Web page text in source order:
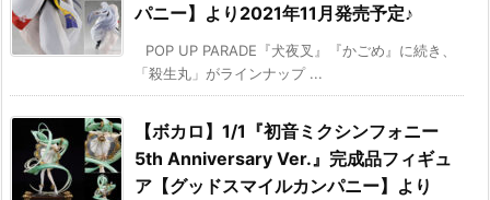
パニー】より2021年11月発売予定♪
POP UP PARADE『犬夜叉』『かごめ』に続き、
「殺生丸」がラインナップ ...
【ボカロ】1/1『初音ミクシンフォニー
5th Anniversary Ver.』完成品フィギュ
ア【グッドスマイルカンパニー】より